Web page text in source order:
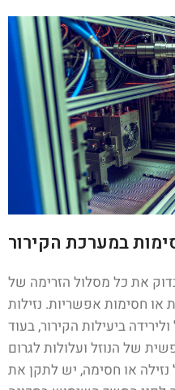
במערכת הקירור
את כל מסלול הזרימה של
או חסימות אפשריות. נזילות
ביעילות הקירור, בעוד
של הנוזל ועלולות לגרום
או חסימה, יש לתקן את